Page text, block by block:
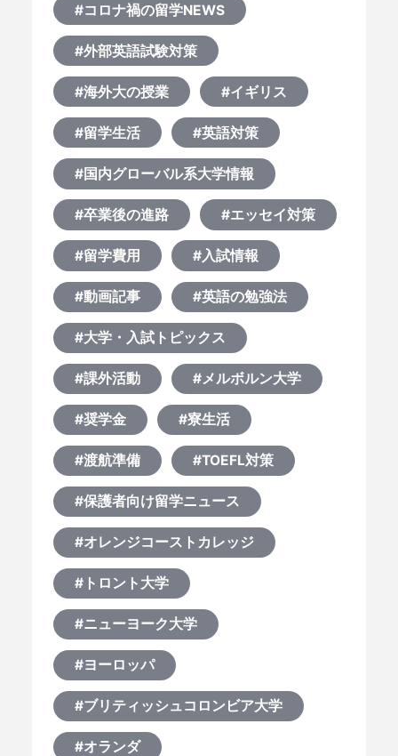
#コロナ禍の留学NEWS
#外部英語試験対策
#海外大の授業 #イギリス
#留学生活 #英語対策
#国内グローバル系大学情報
#卒業後の進路 #エッセイ対策
#留学費用 #入試情報
#動画記事 #英語の勉強法
#大学・入試トピックス
#課外活動 #メルボルン大学
#奨学金 #寮生活
#渡航準備 #TOEFL対策
#保護者向け留学ニュース
#オレンジコーストカレッジ
#トロント大学
#ニューヨーク大学
#ヨーロッパ
#ブリティッシュコロンビア大学
#オランダ